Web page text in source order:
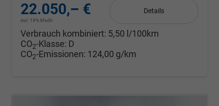
22.050,– €
incl. 19% MwSt.
Details
Verbrauch kombiniert: 5,50 l/100km
CO2-Klasse: D
CO2-Emissionen: 124,00 g/km